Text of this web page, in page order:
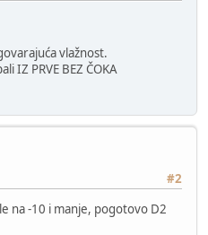
vlažnost.
IZ PRVE BEZ ČOKA
#2
na -10 i manje, pogotovo D2